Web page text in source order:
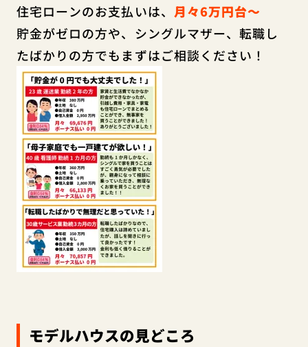
住宅ローンのお支払いは、 月々6万円台～
貯金がゼロの方や、シングルマザー、転職し
たばかりの方でもまずはご相談ください！
モデルハウスの見どころ